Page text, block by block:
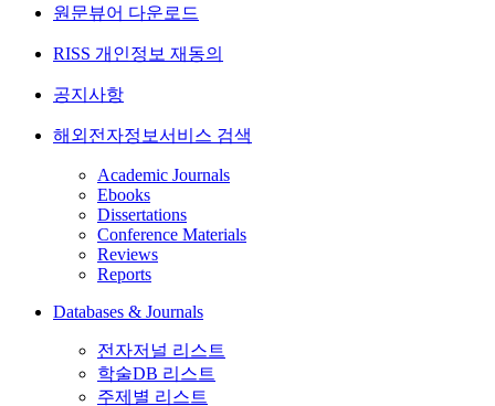
원문뷰어 다운로드
RISS 개인정보 재동의
공지사항
해외전자정보서비스 검색
Academic Journals
Ebooks
Dissertations
Conference Materials
Reviews
Reports
Databases & Journals
전자저널 리스트
학술DB 리스트
주제별 리스트